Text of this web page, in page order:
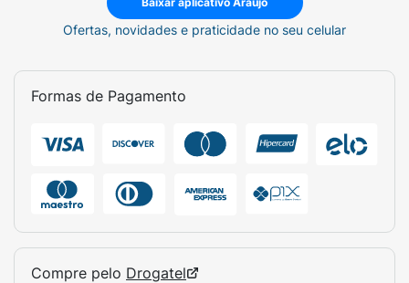
Ofertas, novidades e praticidade no seu celular
Formas de Pagamento
Compre pelo Drogatel